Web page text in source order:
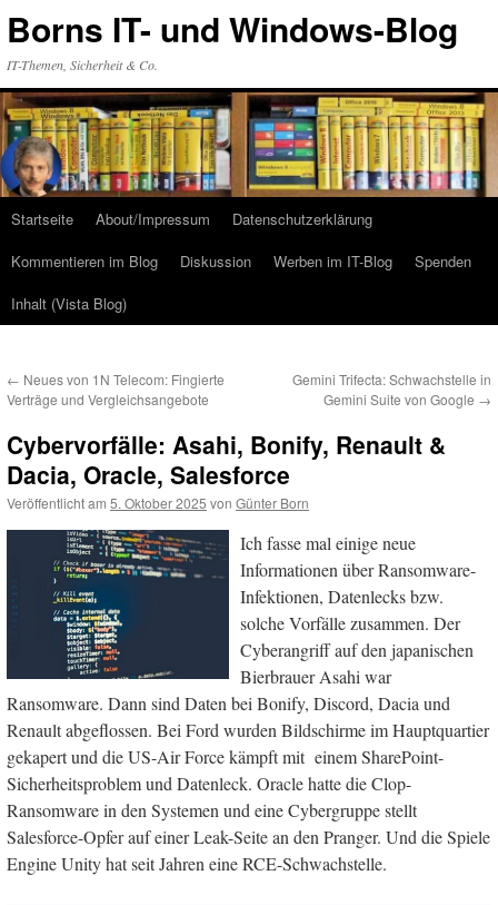
Inhalt
Borns IT- und Windows-Blog
IT-Themen, Sicherheit & Co.
Startseite About/Impressum
Datenschutzerklärung
Kommentieren im Blog
Diskussion Werben im IT-Blog
Spenden
Inhalt (Vista Blog)
← Neues von 1N Telecom: Fingierte
Verträge und Vergleichsangebote
Gemini Trifecta: Schwachstelle in
Gemini Suite von Google →
Cybervorfälle: Asahi, Bonify, Renault &
Dacia, Oracle, Salesforce
Veröffentlicht am 5. Oktober 2025 von Günter Born
Ich fasse mal einige neue
Informationen über Ransomware-
Infektionen, Datenlecks bzw.
solche Vorfälle zusammen. Der
Cyberangriff auf den japanischen
Bierbrauer Asahi war
Ransomware. Dann sind Daten bei Bonify, Discord, Dacia und
Renault abgeflossen. Bei Ford wurden Bildschirme im Hauptquartier
gekapert und die US-Air Force kämpft mit einem SharePoint-
Sicherheitsproblem und Datenleck. Oracle hatte die Clop-
Ransomware in den Systemen und eine Cybergruppe stellt
Salesforce-Opfer auf einer Leak-Seite an den Pranger. Und die Spiele
Engine Unity hat seit Jahren eine RCE-Schwachstelle.